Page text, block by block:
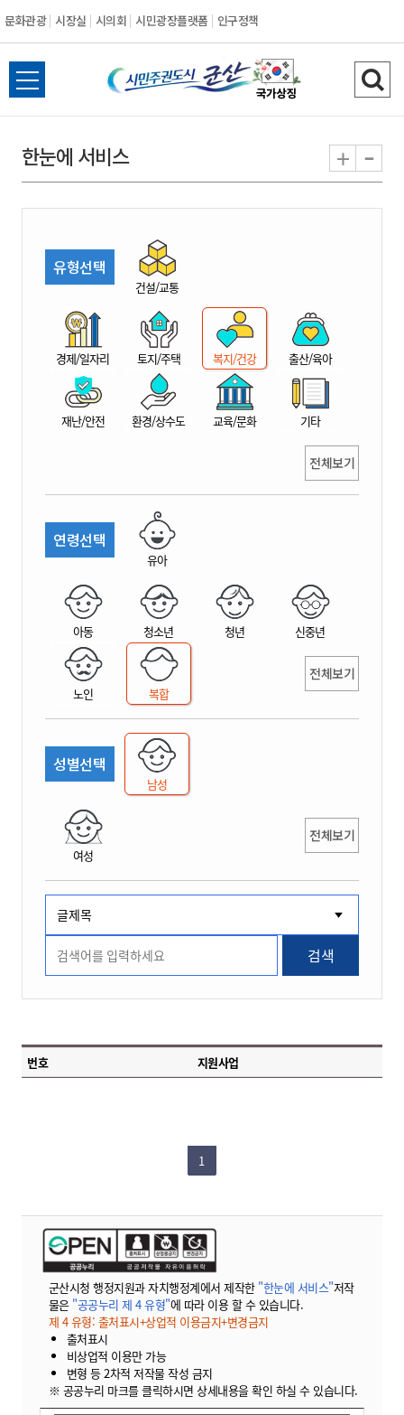
문화관광 시장실 시의회 시민광장플랫폼 인구정책
시
민
권
시
산
전
체
뉴
열
검
색
기
한눈에 서비스 + -
유형선택
건설/교통
경제/일자리 토지/주택 복지/건강 출산/육아
재난/안전 환경/상수도 교육/문화 기타
전체보기
연령선택
유아
아동 청소년 청년 신중년
노인 복합
전체보기
성별선택
남성
여성
전체보기
검색
번호 지원사업
1
군산시청 행정지원과 자치행정계에서 제작한 "한눈에 서비스"저작
물은 "공공누리 제 4 유형"에 따라 이용 할 수 있습니다.
제 4 유형: 출처표시+상업적 이용금지+변경금지
출처표시
비상업적 이용만 가능
변형 등 2차적 저작물 작성 금지
※ 공공누리 마크를 클릭하시면 상세내용을 확인 하실 수 있습니다.